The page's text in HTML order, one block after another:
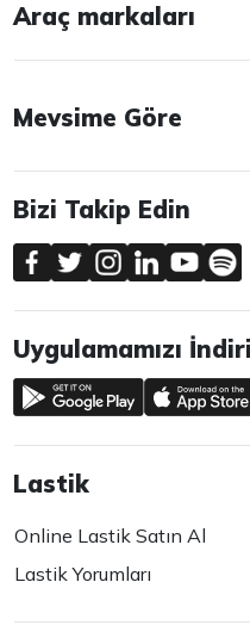
Araç markaları
Mevsime Göre
Bizi Takip Edin
Uygulamamızı
Lastik
Online Lastik Satın Al
Lastik Yorumları